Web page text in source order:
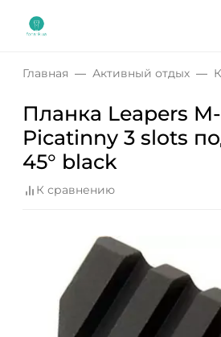
Главная Активный отдых
Планка Leapers
Picatinny 3 slots
45° black
К сравнению